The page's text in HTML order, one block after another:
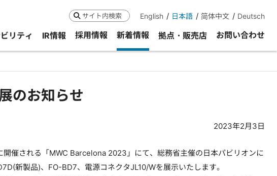
検索 English 日本語 简体中文 Deutsch
リティ IR情報 採用情報 新着情報 拠点・販売店 お問い合わせ
のお知らせ
2023年2月3日
催される「MWC Barcelona 2023」にて、総務省主催の日本パビリオンに
新製品)、FO-BD7、電源コネクタJL10/Wを展示いたします。